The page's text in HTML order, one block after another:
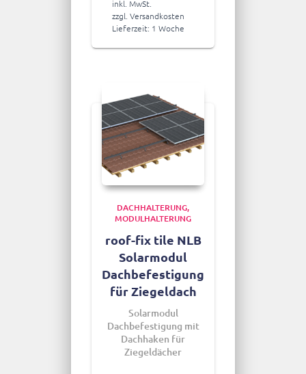
inkl. MwSt.
zzgl. Versandkosten
Lieferzeit: 1 Woche
DACHHALTERUNG
MODULHALTERUNG
roof-fix tile NLB
Solarmodul
Dachbefestigung
für Ziegeldach
Solarmodul
Dachbefestigung mit
Dachhaken für
Ziegeldächer